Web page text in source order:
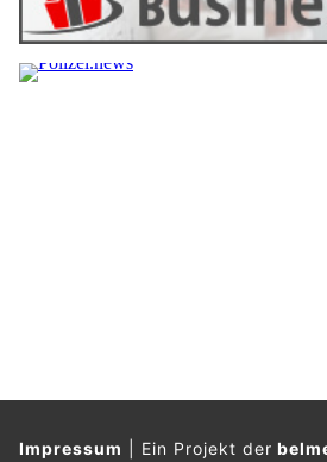
Impressum Ein Projekt der